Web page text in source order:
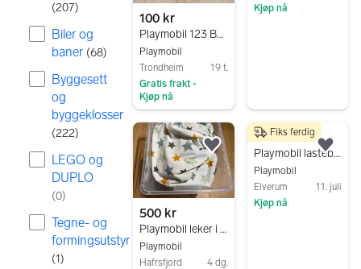
(207)
Biler og
baner (68)
Byggesett
og
byggeklosser
(222)
LEGO og
DUPLO
(0)
Tegne- og
formingsutstyr
(1)
100 kr
Playmobil 123 Baby - Animal train
Playmobil
Trondheim
19 t.
Gratis frakt •
Kjøp nå
Kjøp nå
500 kr
Playmobil leker i eske
Playmobil
Hafrsfjord
4 dg.
Legg til som favoritt.
190 kr
Playmobil lastebil og garage
Playmobil
Elverum
11. juli
Kjøp nå
Fiks ferdig